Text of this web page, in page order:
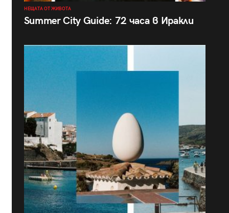
НЕЩАТА ОТ ЖИВОТА
Summer City Guide: 72 часа в Иракли